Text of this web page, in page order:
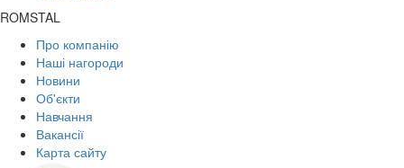
ROMSTAL
Про компанію
Наші нагороди
Новини
Об'єкти
Навчання
Вакансії
Карта сайту